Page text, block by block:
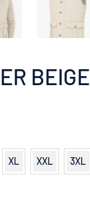
BEIGE
XL XXL 3XL